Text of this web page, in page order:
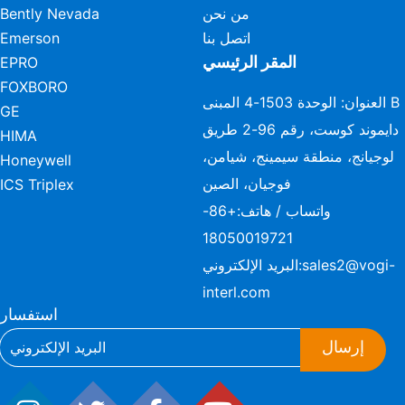
Bently Nevada
Emerson
EPRO
FOXBORO
GE
HIMA
Honeywell
ICS Triplex
من نحن
اتصل بنا
المقر الرئيسي
العنوان: الوحدة 1503-4 المبنى B
دايموند كوست، رقم 96-2 طريق
لوجيانج، منطقة سيمينج، شيامن،
فوجيان، الصين
واتساب / هاتف:
+86-
18050019721
البريد الإلكتروني:sales2@vogi-
interl.com
استفسار
إرسال